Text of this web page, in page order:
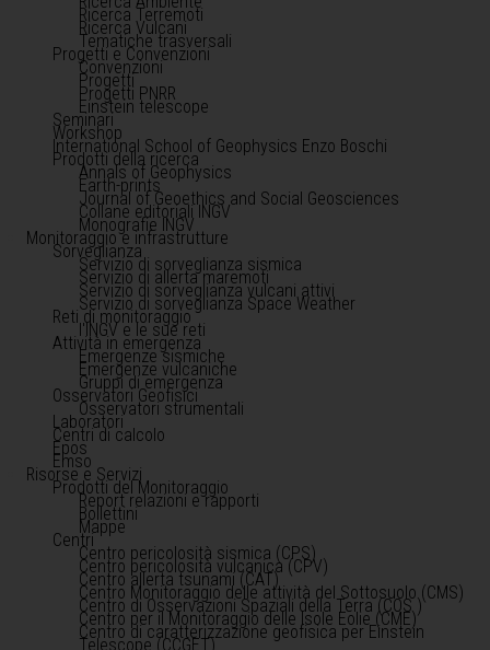
Ricerca Terremoti
Ricerca Vulcani
Tematiche trasversali
Progetti e Convenzioni
Convenzioni
Progetti
Progetti PNRR
Einstein telescope
Seminari
Workshop
International School of Geophysics Enzo Boschi
Prodotti della ricerca
Annals of Geophysics
Earth-prints
Journal of Geoethics and Social Geosciences
Collane editoriali INGV
Monografie INGV
Monitoraggio e infrastrutture
Sorveglianza
Servizio di sorveglianza sismica
Servizio di allerta maremoti
Servizio di sorveglianza vulcani attivi
Servizio di sorveglianza Space Weather
Reti di monitoraggio
l'INGV e le sue reti
Attività in emergenza
Emergenze sismiche
Emergenze vulcaniche
Gruppi di emergenza
Osservatori Geofisici
Osservatori strumentali
Laboratori
Centri di calcolo
Epos
Emso
Risorse e Servizi
Prodotti del Monitoraggio
Report relazioni e rapporti
Bollettini
Mappe
Centri
Centro pericolosità sismica (CPS)
Centro pericolosità vulcanica (CPV)
Centro allerta tsunami (CAT)
Centro Monitoraggio delle attività del Sottosuolo (CMS)
Centro di Osservazioni Spaziali della Terra (COS )
Centro per il Monitoraggio delle Isole Eolie (CME)
Centro di caratterizzazione geofisica per Einstein
Telescope (CCGET)